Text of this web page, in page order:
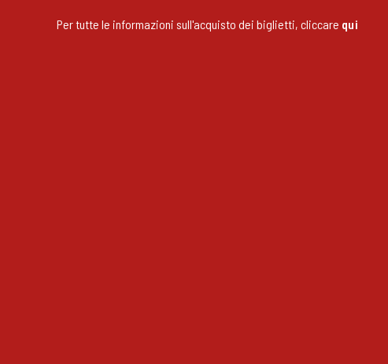
Per tutte le informazioni sull'acquisto dei biglietti, cliccare qui